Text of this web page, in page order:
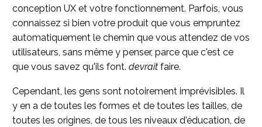
conception UX et votre fonctionnement. Parfois, vous
connaissez si bien votre produit que vous empruntez
automatiquement le chemin que vous attendez de vos
utilisateurs, sans même y penser, parce que c'est ce
que vous savez qu'ils font. devrait faire.
Cependant, les gens sont notoirement imprévisibles. Il
y en a de toutes les formes et de toutes les tailles, de
toutes les origines, de tous les niveaux d'éducation, de